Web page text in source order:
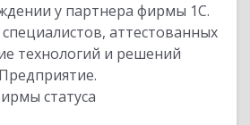
у партнера фирмы 1С.
аттестованных
технологий и решений
статуса